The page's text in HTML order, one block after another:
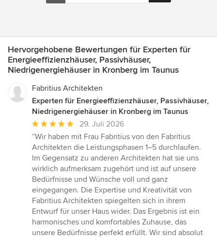
Hervorgehobene Bewertungen für Experten für
Energieeffizienzhäuser, Passivhäuser,
Niedrigenergiehäuser in Kronberg im Taunus
Fabritius Architekten
Experten für Energieeffizienzhäuser, Passivhäuser,
Niedrigenergiehäuser in Kronberg im Taunus
Durchschnittliche
Bewertung:
5
von
5
Sternen
29. Juli 2026
“Wir haben mit Frau Fabritius von den Fabritius
Architekten die Leistungsphasen 1–5 durchlaufen.
Im Gegensatz zu anderen Architekten hat sie uns
wirklich aufmerksam zugehört und ist auf unsere
Bedürfnisse und Wünsche voll und ganz
eingegangen. Die Expertise und Kreativität von
Fabritius Architekten spiegelten sich in ihrem
Entwurf für unser Haus wider. Das Ergebnis ist ein
harmonisches und komfortables Zuhause, das
unsere Bedürfnisse perfekt erfüllt. Wir sind absolut